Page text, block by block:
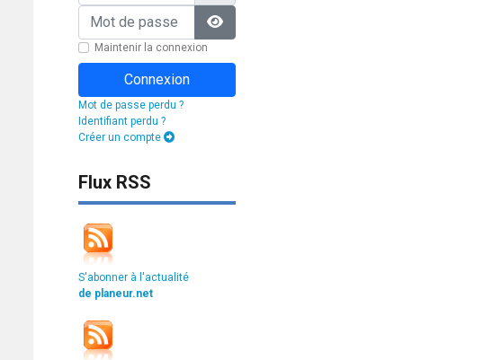
Mot de passe
Afficher le mot de passe
Maintenir la connexion
Connexion
Mot de passe perdu ?
Identifiant perdu ?
Créer un compte
Flux RSS
S'abonner à l'actualité
de planeur.net